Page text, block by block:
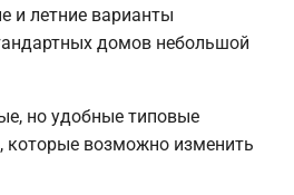
и летние варианты
домов небольшой
но удобные типовые
которые возможно изменить